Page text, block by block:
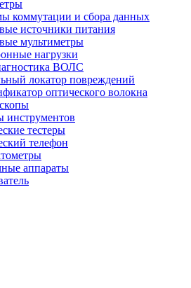
коммутации и сбора данных
источники питания
мультиметры
нагрузки
ВОЛС
локатор повреждений
оптического волокна
инструментов
тестеры
телефон
аппараты